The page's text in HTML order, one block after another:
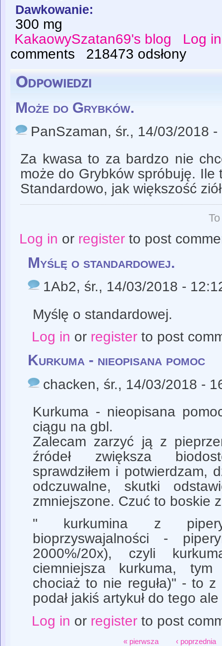
Dawkowanie:
300 mg
KakaowySzatan69's blog
Log in
comments
218473 odsłony
Odpowiedzi
Może do Grybków.
PanSzaman, śr., 14/03/2018 -
Za kwasa to za bardzo nie
może do Grybków spróbuję. Ile
Standardowo, jak większość
Log in or registerto post
Myślę o standardowej.
1Ab2, śr., 14/03/2018 -
Myślę o standardowej.
Log in or registerto post
Kurkuma - nieopisana pomoc
chacken, śr., 14/03/2018 -
Kurkuma - nieopisana
ciągu na gbl.
Zalecam zarzyć ją z
źródeł zwiększa
sprawdziłem i potwierdzam,
odczuwalne, skutki
zmniejszone. Czuć to boskie
" kurkumina z
bioprzyswajalności -
2000%/20x), czyli
ciemniejsza kurkuma,
chociaż to nie reguła)" - to
podał jakiś artykuł do tego
Log in or registerto post
« pierwsza ‹ poprzednia